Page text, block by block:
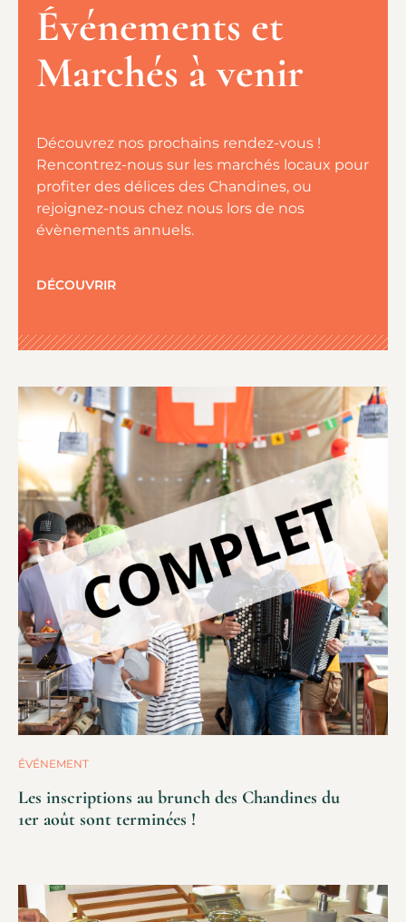
Événements et
Marchés à venir
Découvrez nos prochains rendez-vous !
Rencontrez-nous sur les marchés locaux pour
profiter des délices des Chandines, ou
rejoignez-nous chez nous lors de nos
évènements annuels.
DÉCOUVRIR
ÉVÉNEMENT
Les inscriptions au brunch des Chandines du
1er août sont terminées !